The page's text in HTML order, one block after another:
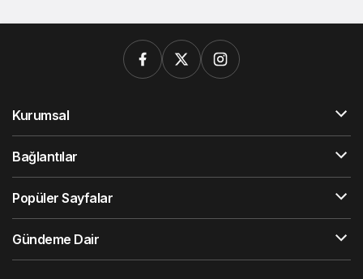
Kurumsal
Bağlantılar
Popüler Sayfalar
Gündeme Dair